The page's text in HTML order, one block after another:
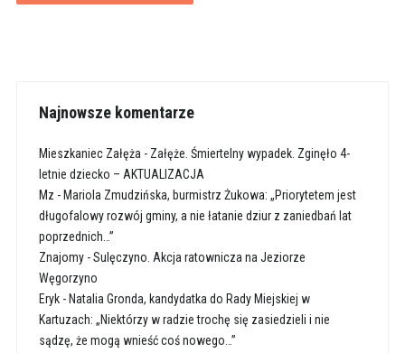
Najnowsze komentarze
Mieszkaniec Załęża- Załęże. Śmiertelny wypadek. Zginęło 4-
letnie dziecko – AKTUALIZACJA
Mz - Mariola Zmudzińska, burmistrz Żukowa: „Priorytetem jest
długofalowy rozwój gminy, a nie łatanie dziur z zaniedbań lat
poprzednich…”
Znajomy-Sulęczyno. Akcja ratownicza na Jeziorze
Węgorzyno
Eryk- Natalia Gronda, kandydatka do Rady Miejskiej w
Kartuzach: „Niektórzy w radzie trochę się zasiedzieli i nie
sądzę, że mogą wnieść coś nowego…”